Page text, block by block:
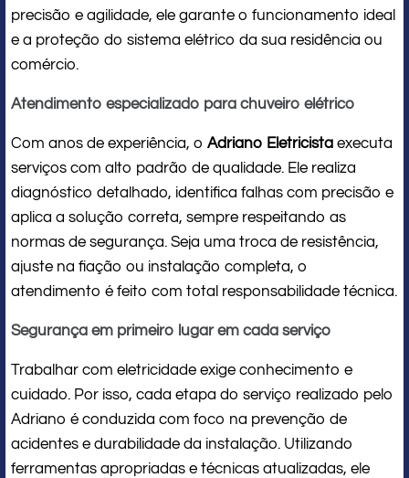
precisão e agilidade, ele garante o funcionamento ideal
e a proteção do sistema elétrico da sua residência ou
comércio.
Atendimento especializado para chuveiro elétrico
Com anos de experiência, o Adriano Eletricista executa
serviços com alto padrão de qualidade. Ele realiza
diagnóstico detalhado, identifica falhas com precisão e
aplica a solução correta, sempre respeitando as
normas de segurança. Seja uma troca de resistência,
ajuste na fiação ou instalação completa, o
atendimento é feito com total responsabilidade técnica.
Segurança em primeiro lugar em cada serviço
Trabalhar com eletricidade exige conhecimento e
cuidado. Por isso, cada etapa do serviço realizado pelo
Adriano é conduzida com foco na prevenção de
acidentes e durabilidade da instalação. Utilizando
ferramentas apropriadas e técnicas atualizadas, ele